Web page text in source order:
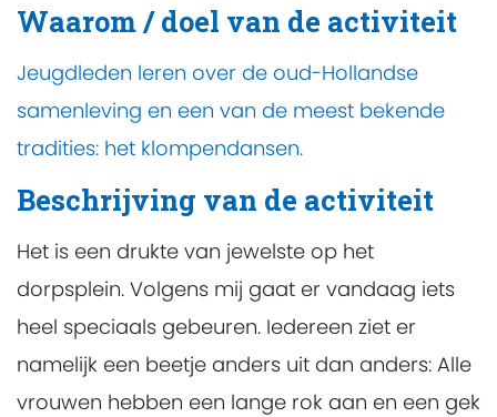
Waarom / doel van de activiteit
Jeugdleden leren over de oud-Hollandse
samenleving en een van de meest bekende
tradities: het klompendansen.
Beschrijving van de activiteit
Het is een drukte van jewelste op het
dorpsplein. Volgens mij gaat er vandaag iets
heel speciaals gebeuren. Iedereen ziet er
namelijk een beetje anders uit dan anders: Alle
vrouwen hebben een lange rok aan en een gek